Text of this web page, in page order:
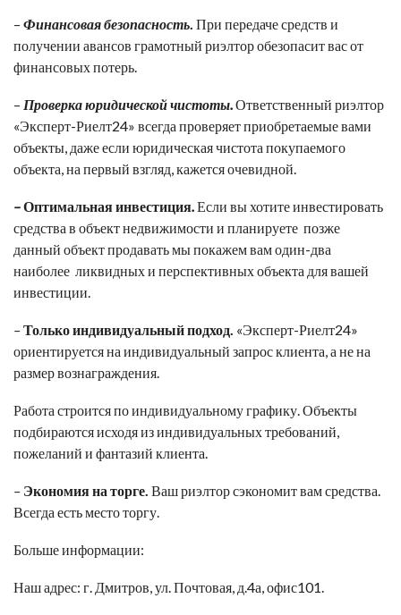
– Финансовая безопасность. При передаче средств и
получении авансов грамотный риэлтор обезопасит вас от
финансовых потерь.
– Проверка юридической чистоты.Ответственный риэлтор
«Эксперт-Риелт24» всегда проверяет приобретаемые вами
объекты, даже если юридическая чистота покупаемого
объекта, на первый взгляд, кажется очевидной.
–Оптимальная инвестиция.Если вы хотите инвестировать
средства в объект недвижимости и планируете позже
данный объект продавать мы покажем вам один-два
наиболее ликвидных и перспективных объекта для вашей
инвестиции.
–Только индивидуальный подход. «Эксперт-Риелт24»
ориентируется на индивидуальный запрос клиента, а не на
размер вознаграждения.
Работа строится по индивидуальному графику. Объекты
подбираются исходя из индивидуальных требований,
пожеланий и фантазий клиента.
– Экономия на торге. Ваш риэлтор сэкономит вам средства.
Всегда есть место торгу.
Больше информации:
Наш адрес: г. Дмитров, ул. Почтовая, д.4а, офис101.